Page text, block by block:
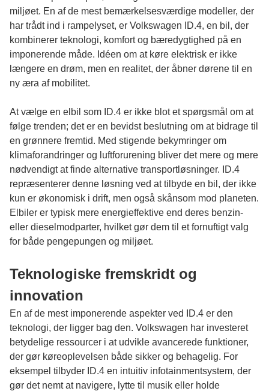
miljøet. En af de mest bemærkelsesværdige modeller, der
har trådt ind i rampelyset, er Volkswagen ID.4, en bil, der
kombinerer teknologi, komfort og bæredygtighed på en
imponerende måde. Idéen om at køre elektrisk er ikke
længere en drøm, men en realitet, der åbner dørene til en
ny æra af mobilitet.
At vælge en elbil som ID.4 er ikke blot et spørgsmål om at
følge trenden; det er en bevidst beslutning om at bidrage til
en grønnere fremtid. Med stigende bekymringer om
klimaforandringer og luftforurening bliver det mere og mere
nødvendigt at finde alternative transportløsninger. ID.4
repræsenterer denne løsning ved at tilbyde en bil, der ikke
kun er økonomisk i drift, men også skånsom mod planeten.
Elbiler er typisk mere energieffektive end deres benzin-
eller dieselmodparter, hvilket gør dem til et fornuftigt valg
for både pengepungen og miljøet.
Teknologiske fremskridt og
innovation
En af de mest imponerende aspekter ved ID.4 er den
teknologi, der ligger bag den. Volkswagen har investeret
betydelige ressourcer i at udvikle avancerede funktioner,
der gør køreoplevelsen både sikker og behagelig. For
eksempel tilbyder ID.4 en intuitiv infotainmentsystem, der
gør det nemt at navigere, lytte til musik eller holde